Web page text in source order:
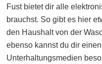
Fust bietet dir alle
brauchst. So gibt es hier
den Haushalt von der
ebenso kannst du dir
Unterhaltungsmedien